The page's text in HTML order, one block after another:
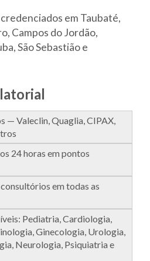
em Taubaté,
Campos do Jordão,
São Sebastião e
— Valeclin, Quaglia, CIPAX,
24 horas em pontos
em todas as
Pediatria, Cardiologia,
Ginecologia, Urologia,
Neurologia, Psiquiatria e